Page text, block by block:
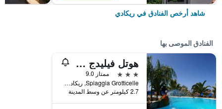
شاهد أرخص الفنادق في ريكادي
الفنادق الموصى بها
هوتل فيليدج إدين
3 نجوم
ممتاز 9.0
Spiaggia Grotticelle, ريكادي, كالابريا, إيطاليا
2.7 كيلومتر عن وسط المدينة